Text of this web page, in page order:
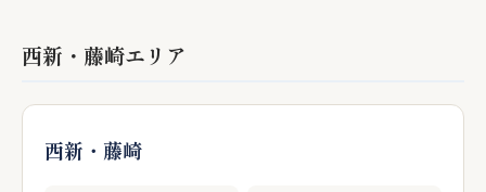
西新・藤崎エリア
西新・藤崎